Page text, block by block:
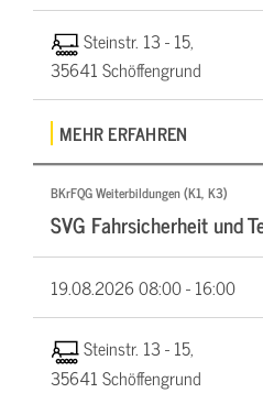
Steinstr. 13 - 15,
35641 Schöffengrund
MEHR ERFAHREN
BKrFQG Weiterbildungen (K1, K3)
SVG Fahrsicherheit und
19.08.202608:00 - 16:00
Steinstr. 13 - 15,
35641 Schöffengrund